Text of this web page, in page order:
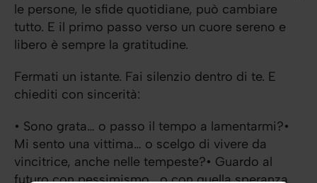
le persone, le sfide quotidiane, può cambiare
tutto. E il primo passo verso un cuore sereno e
libero è sempre la gratitudine.
Fermati un istante. Fai silenzio dentro di te. E
chiediti con sincerità:
• Sono grata… o passo il tempo a lamentarmi?•
Mi sento una vittima… o scelgo di vivere da
vincitrice, anche nelle tempeste?• Guardo al
futuro con pessimismo… o con quella speranza